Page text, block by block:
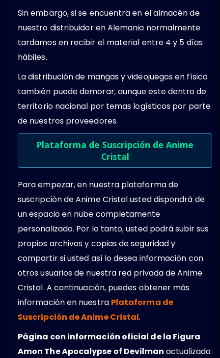
Sin embargo, si se encuentra en el almacén de
nuestro distribuidor en Alemania normalmente
tardamos en recibir el material entre 4 y 5 días
hábiles.
La distribución de mangas y videojuegos en físico
también puede demorar, aunque este dentro de
territorio nacional por temas logísticos por parte
de nuestros proveedores.
Plataforma de Suscripción de Anime
Cristal
Para empezar, en nuestra plataforma de
suscripción de Anime Cristal usted dispondrá de
un espacio en nube completamente
personalizado. Por lo tanto, usted podrá subir sus
propios archivos y copias de seguridad y
compartir si usted así lo desea información con
otros usuarios de nuestra red privada de Anime
Cristal. A continuación, puedes obtener más
información en nuestra Plataforma de
Suscripción de Anime Cristal.
Página con información oficial de la Figura
Amon The Apocalypse of Devilman actualizada